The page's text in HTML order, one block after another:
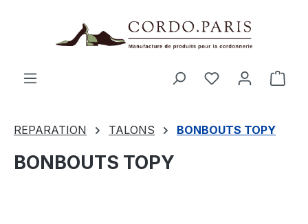
Le
REPARATION TALONS BONBOUTS TOPY
BONBOUTS TOPY